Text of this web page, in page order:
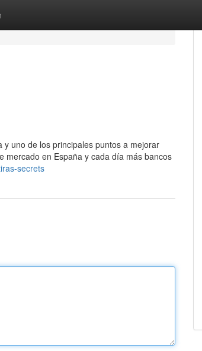
uno de los principales puntos a mejorar
mercado en España y cada día más bancos
secrets